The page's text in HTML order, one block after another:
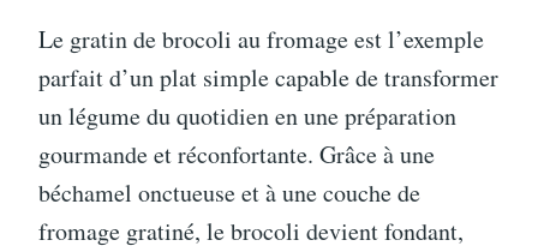
Le gratin de brocoli au fromage est l’exemple
parfait d’un plat simple capable de transformer
un légume du quotidien en une préparation
gourmande et réconfortante. Grâce à une
béchamel onctueuse et à une couche de
fromage gratiné, le brocoli devient fondant,